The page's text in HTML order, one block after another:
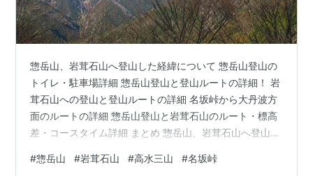
惣岳山、岩茸石山へ登山した経緯について 惣岳山登山の
トイレ・駐車場詳細 惣岳山登山と登山ルートの詳細！ 岩
茸石山への登山と登山ルートの詳細 名坂峠から大丹波方
面のルートの詳細 惣岳山登山と岩茸石山のルート・標高
差・コースタイム詳細 まとめ 惣岳山、岩茸石山へ登山し
ては登頂を果たせているものの、何故か惣岳山が未踏だ
#惣岳山 #岩茸石山 #高水三山 #名坂峠